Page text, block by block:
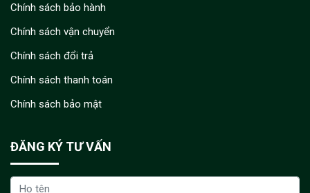
Chính sách bảo hành
Chính sách vận chuyển
Chính sách đổi trả
Chính sách thanh toán
Chính sách bảo mật
ĐĂNG KÝ TƯ VẤN